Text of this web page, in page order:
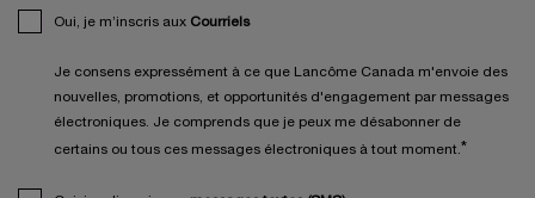
Oui, je m’inscris aux Courriels
Je consens expressément à ce que Lancôme Canada m'envoie des
nouvelles, promotions, et opportunités d'engagement par messages
électroniques. Je comprends que je peux me désabonner de
certains ou tous ces messages électroniques à tout moment. *